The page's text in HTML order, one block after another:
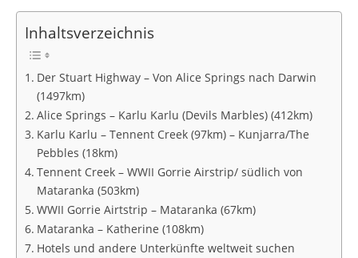
Inhaltsverzeichnis
Der Stuart Highway – Von Alice Springs nach Darwin
(1497km)
Alice Springs – Karlu Karlu (Devils Marbles) (412km)
Karlu Karlu – Tennent Creek (97km) – Kunjarra/The
Pebbles (18km)
Tennent Creek – WWII Gorrie Airstrip/ südlich von
Mataranka (503km)
WWII Gorrie Airtstrip – Mataranka (67km)
Mataranka – Katherine (108km)
Hotels und andere Unterkünfte weltweit suchen